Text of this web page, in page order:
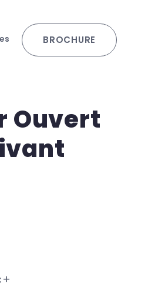
BROCHURE
Ouvert